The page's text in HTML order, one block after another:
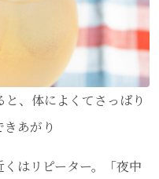
、体によくてさっぱり
あがり
はリピーター。「夜中